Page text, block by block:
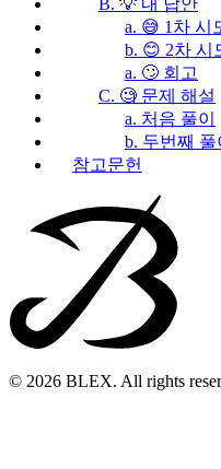
a. 😅 1차 시
b. 😊 2차 시
a. 🙄 회고
C. 🧐 문제 해설
a. 처음 풀이
b. 두번째 풀
참고문헌
© 2026 BLEX. All rights